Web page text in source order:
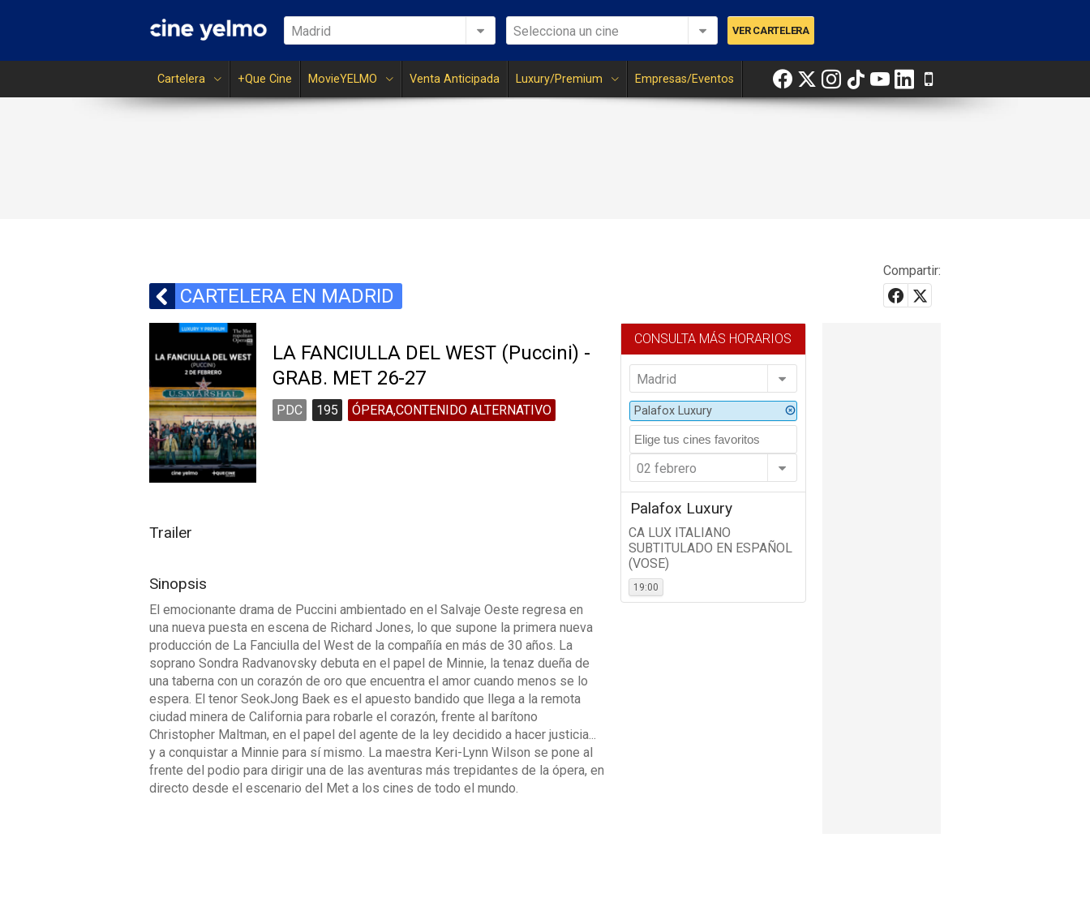
Madrid Selecciona un cine
Cartelera +Que Cine MovieYELMO Venta Anticipada Luxury/Premium Empresas/Eventos
CARTELERA EN MADRID
Compartir:
LA FANCIULLA DEL WEST (Puccini) -
GRAB. MET 26-27
PDC 195 ÓPERA,CONTENIDO ALTERNATIVO
Trailer
Sinopsis
El emocionante drama de Puccini ambientado en el Salvaje Oeste regresa en
una nueva puesta en escena de Richard Jones, lo que supone la primera nueva
producción de La Fanciulla del West de la compañía en más de 30 años. La
soprano Sondra Radvanovsky debuta en el papel de Minnie, la tenaz dueña de
una taberna con un corazón de oro que encuentra el amor cuando menos se lo
espera. El tenor SeokJong Baek es el apuesto bandido que llega a la remota
ciudad minera de California para robarle el corazón, frente al barítono
Christopher Maltman, en el papel del agente de la ley decidido a hacer justicia...
y a conquistar a Minnie para sí mismo. La maestra Keri-Lynn Wilson se pone al
frente del podio para dirigir una de las aventuras más trepidantes de la ópera, en
directo desde el escenario del Met a los cines de todo el mundo.
CONSULTA MÁS HORARIOS
Madrid
Palafox Luxury
02 febrero
Palafox Luxury
CA LUX ITALIANO
SUBTITULADO EN ESPAÑOL
(VOSE)
19:00